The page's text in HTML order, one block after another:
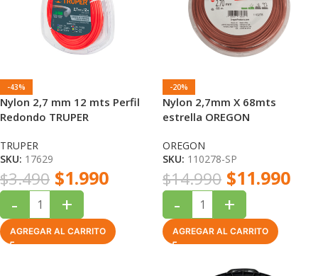
-43%
Nylon 2,7 mm 12 mts Perfil
Redondo TRUPER
TRUPER
SKU: 17629
$3.490 $1.990
- +
AGREGAR AL CARRITO
-20%
Nylon 2,7mm X 68mts
estrella OREGON
OREGON
SKU: 110278-SP
$14.990 $11.990
- +
AGREGAR AL CARRITO